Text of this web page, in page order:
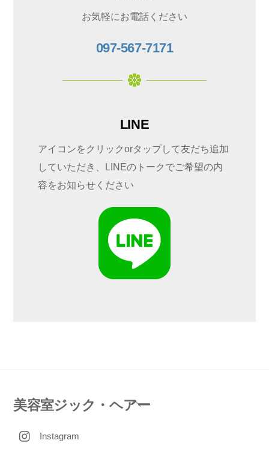
お気軽にお電話ください
097-567-7171
LINE
アイコンをクリックorタップして友だち追加
していただき、LINEのトークでご希望の内
容をお知らせください
Back
美容室ジック・ヘアー
Instagram